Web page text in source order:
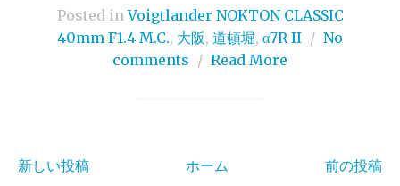
Posted inVoigtlander NOKTON CLASSIC
40mm F1.4 M.C., 大阪, 道頓堀, α7R II / No
comments / Read More
新しい投稿 前の投稿
ホーム